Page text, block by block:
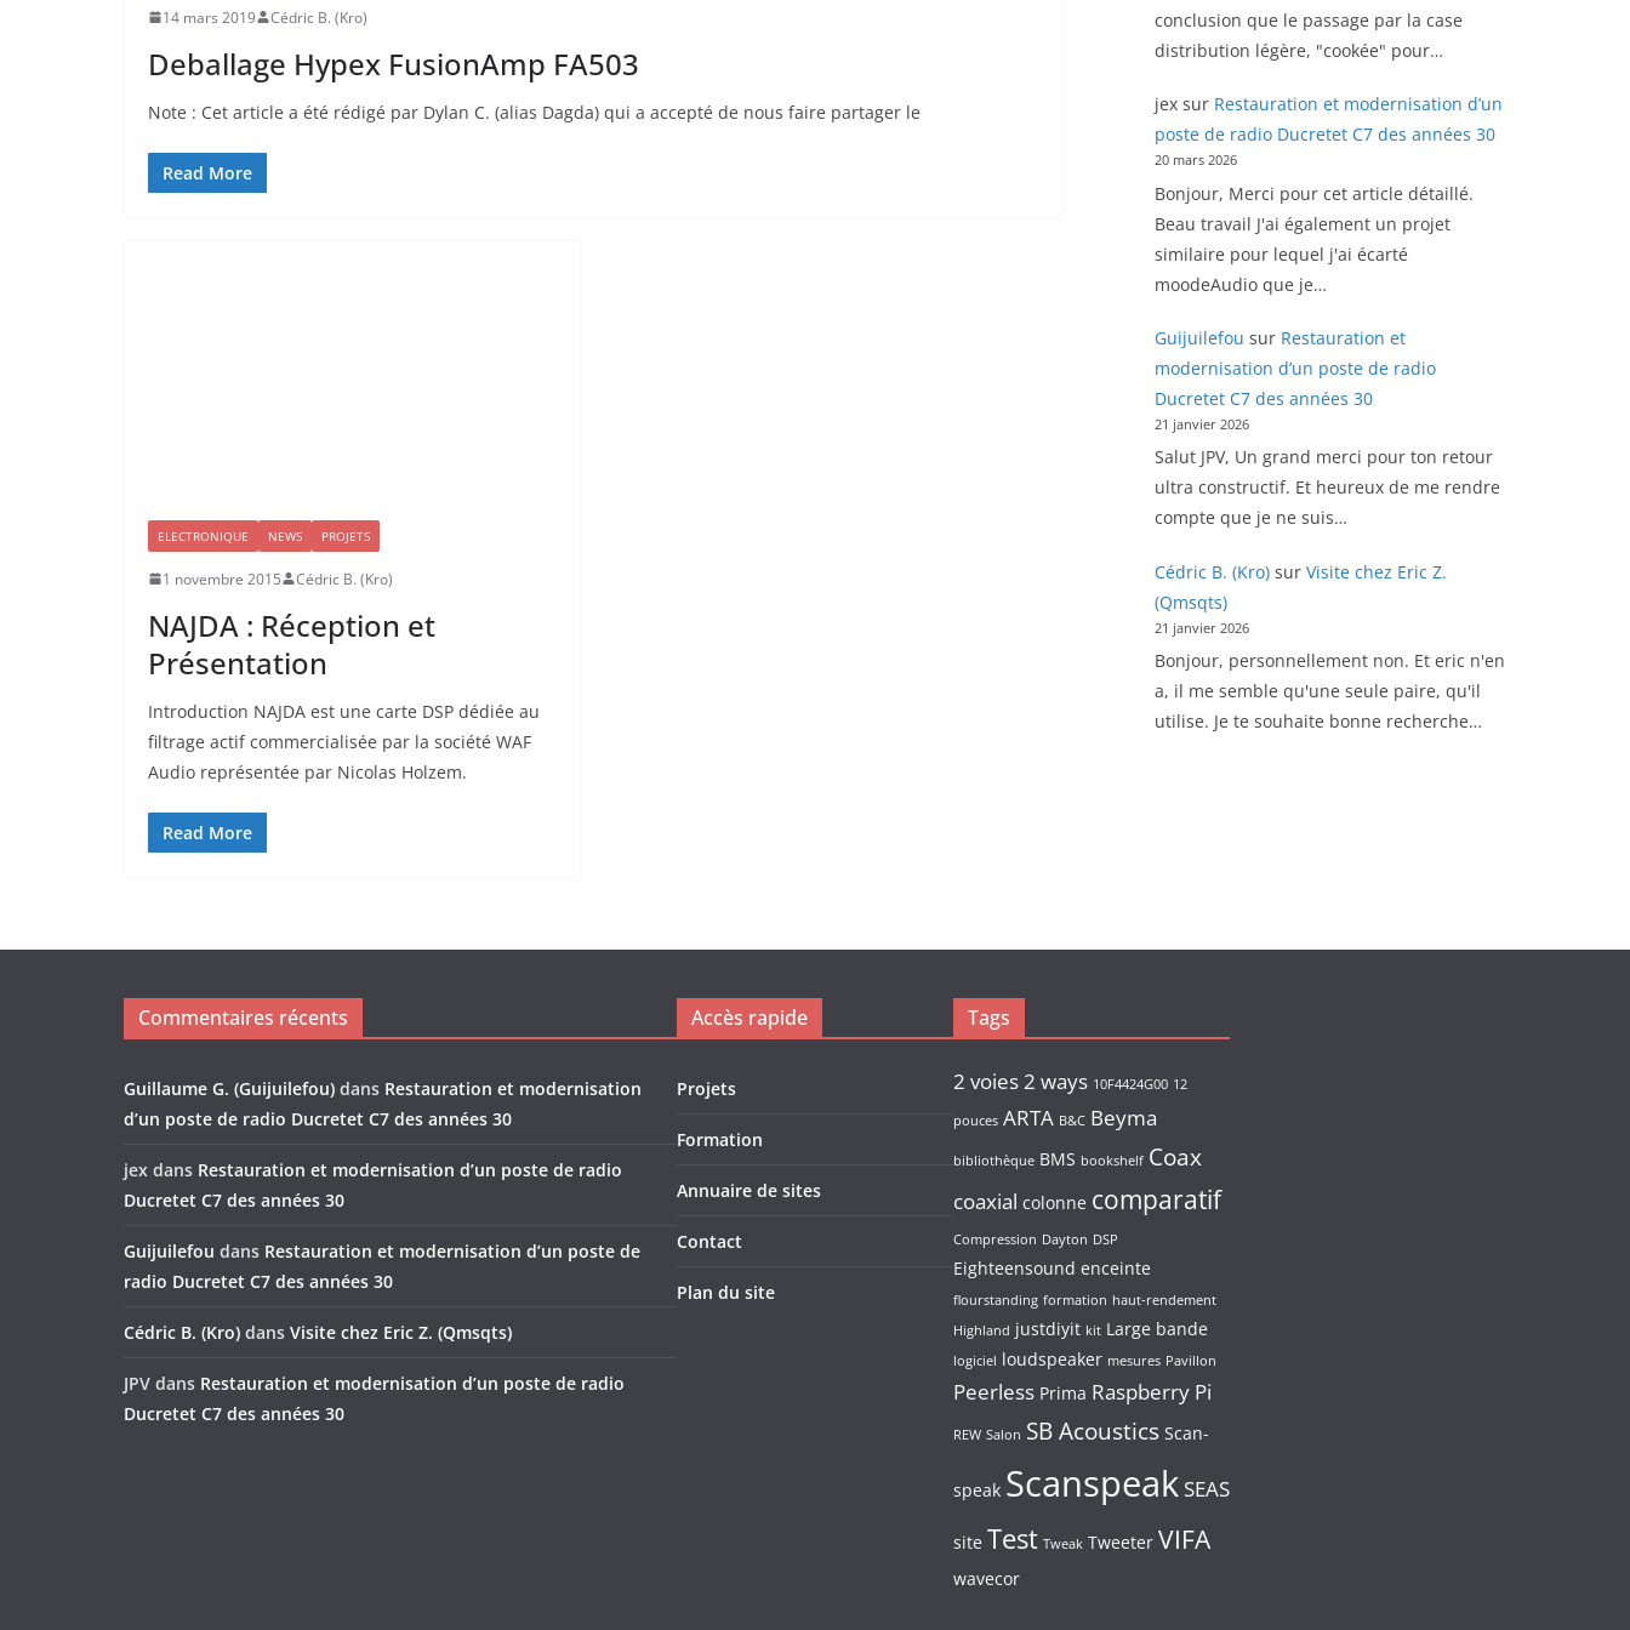
14 mars 2019 Cédric B. (Kro)
Deballage Hypex FusionAmp FA503
Note : Cet article a été rédigé par Dylan C. (alias Dagda) qui a accepté de nous faire partager le
Read More
ELECTRONIQUE NEWS PROJETS
1 novembre 2015 Cédric B. (Kro)
NAJDA : Réception et
Présentation
Introduction NAJDA est une carte DSP dédiée au
filtrage actif commercialisée par la société WAF
Audio représentée par Nicolas Holzem.
Read More
conclusion que le passage par la case
distribution légère, "cookée" pour…
jexsur Restauration et modernisation d’un
poste de radio Ducretet C7 des années 30
20 mars 2026
Bonjour, Merci pour cet article détaillé.
Beau travail J'ai également un projet
similaire pour lequel j'ai écarté
moodeAudio que je…
Guijuilefou sur Restauration et
modernisation d’un poste de radio
Ducretet C7 des années 30
21 janvier 2026
Salut JPV, Un grand merci pour ton retour
ultra constructif. Et heureux de me rendre
compte que je ne suis…
Cédric B. (Kro)sur Visite chez Eric Z.
(Qmsqts)
21 janvier 2026
Bonjour, personnellement non. Et eric n'en
a, il me semble qu'une seule paire, qu'il
utilise. Je te souhaite bonne recherche…
Commentaires récents
Guillaume G. (Guijuilefou) dans Restauration et modernisation
d’un poste de radio Ducretet C7 des années 30
jex dans Restauration et modernisation d’un poste de radio
Ducretet C7 des années 30
Guijuilefou dans Restauration et modernisation d’un poste de
radio Ducretet C7 des années 30
Cédric B. (Kro) dans Visite chez Eric Z. (Qmsqts)
JPV dans Restauration et modernisation d’un poste de radio
Ducretet C7 des années 30
Accès rapide
Projets
Formation
Annuaire de sites
Contact
Plan du site
Tags
2 voies2 ways 10F4424G00 12
pouces ARTA B&C Beyma
bibliothèque BMS bookshelf Coax
coaxial colonne comparatif
Compression Dayton DSP
Eighteensound enceinte
flourstanding formation haut-rendement
Highland justdiyit kit Large bande
logiciel loudspeaker mesures Pavillon
Peerless Prima Raspberry Pi
REW Salon SB Acoustics Scan-
speak Scanspeak SEAS
site Test Tweak Tweeter VIFA
wavecor